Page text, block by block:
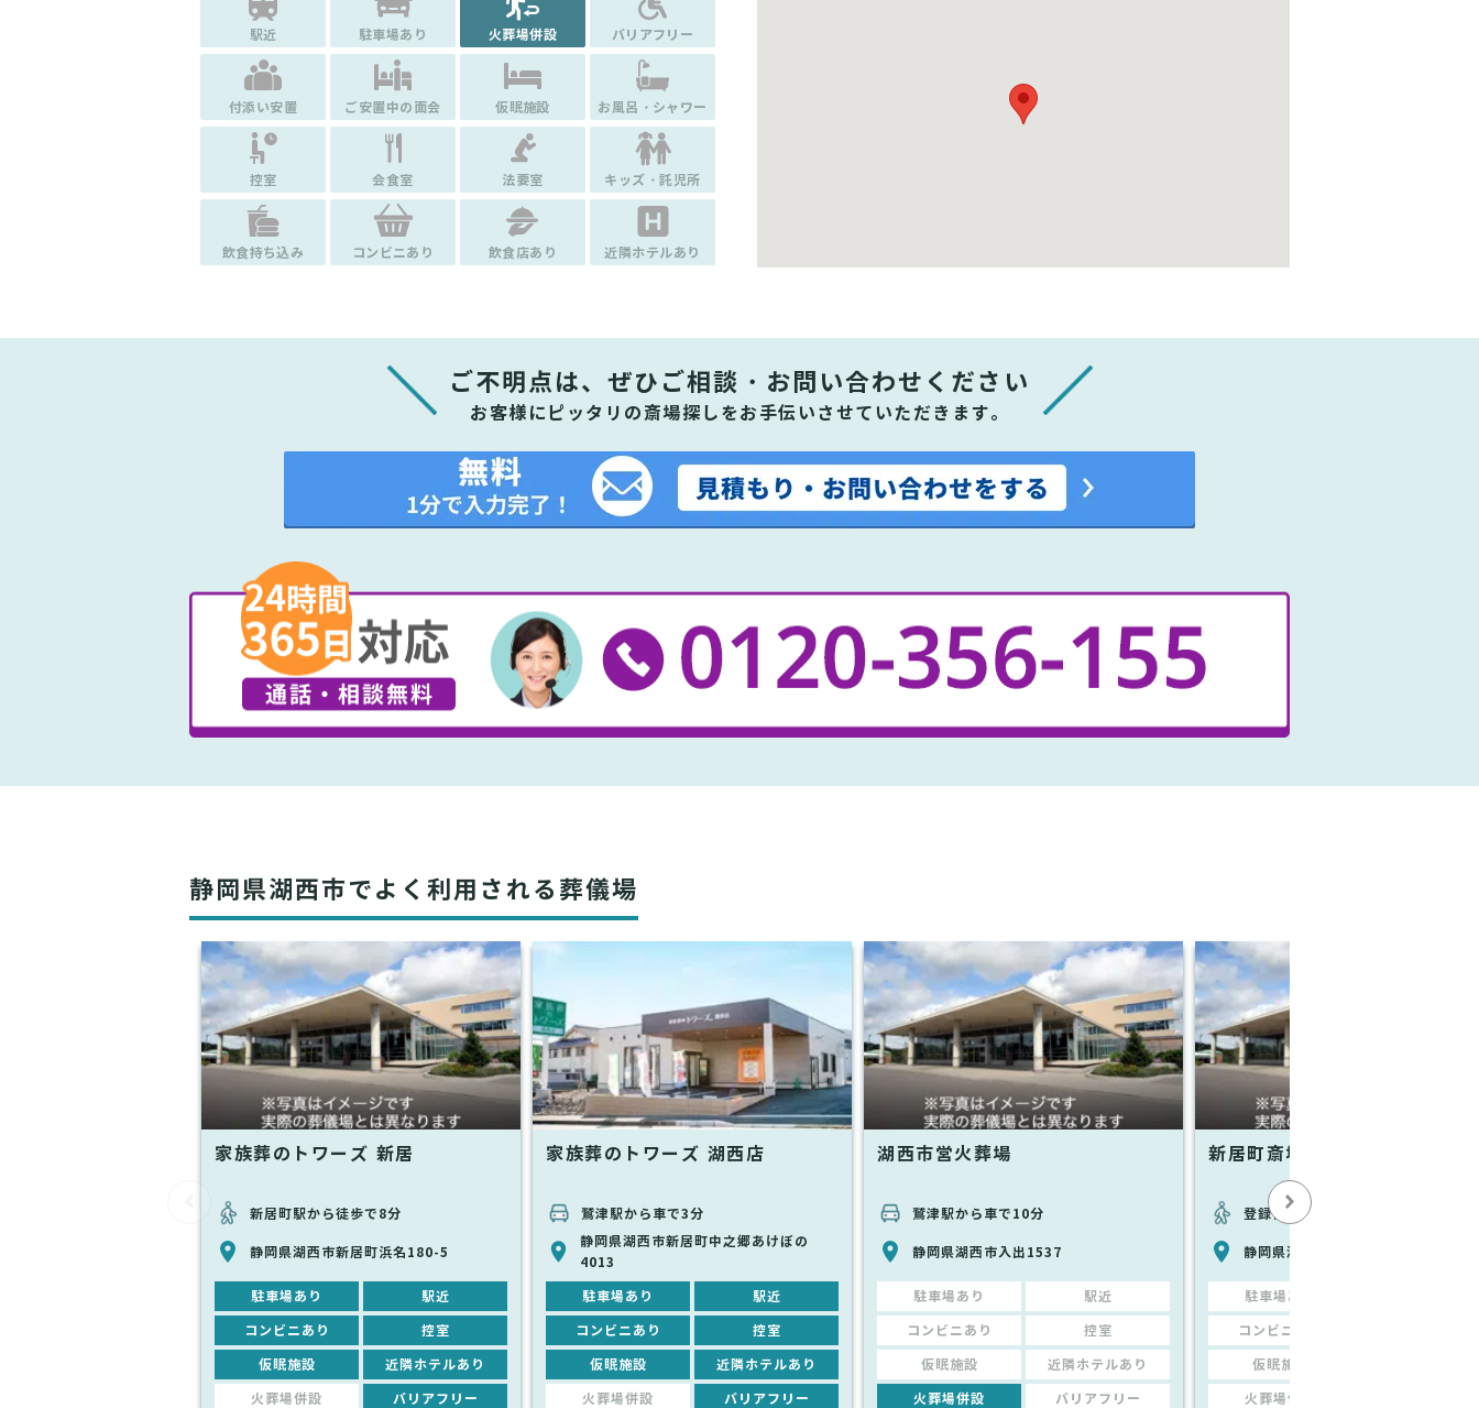
駅近 駐車場あり 火葬場併設 バリアフリー
付添い安置 ご安置中の面会 仮眠施設 お風呂・シャワー
控室 会食室 法要室 キッズ・託児所
飲食持ち込み コンビニあり 飲食店あり 近隣ホテルあり
ご不明点は、ぜひ ご相談・お問い合わせください
お客様にピッタリの斎場探しをお手伝いさせていただきます。
静岡県湖西市でよく利用される葬儀場
家族葬のトワーズ 新居
新居町駅から徒歩で8分
静岡県湖西市新居町浜名180-5
駐車場あり 駅近
コンビニあり 控室
仮眠施設 近隣ホテルあり
火葬場併設 バリアフリー
家族葬のトワーズ 湖西店
鷲津駅から車で3分
静岡県湖西市新居町中之郷あけぼの
4013
駐車場あり 駅近
コンビニあり 控室
仮眠施設 近隣ホテルあり
火葬場併設 バリアフリー
湖西市営火葬場
鷲津駅から車で10分
静岡県湖西市入出1537
駐車場あり 駅近
コンビニあり 控室
仮眠施設 近隣ホテルあり
火葬場併設 バリアフリー
新居町斎場やすらぎ苑
登録情報なし
静岡県湖西市新居町中之郷１１３８
駐車場あり
コンビニあり
仮眠施設
火葬場併設